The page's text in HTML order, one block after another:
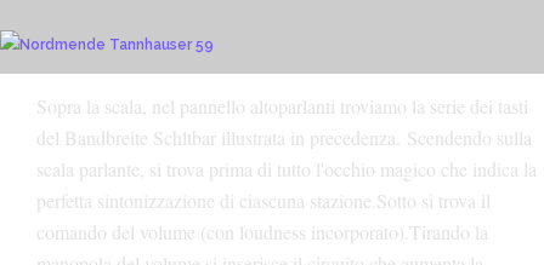
Sopra la scala, nel pannello altoparlanti troviamo la serie dei tasti
del Bandbreite Schltbar illustrata in precedenza. Scendendo sulla
scala parlante, si trova prima di tutto l'occhio magico che indica la
perfetta sintonizzazione di ciascuna stazione. Sotto si trova il
comando del volume (con loudness incorporato). Tirando la